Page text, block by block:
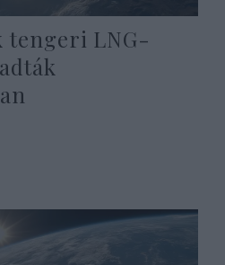
tengeri LNG-